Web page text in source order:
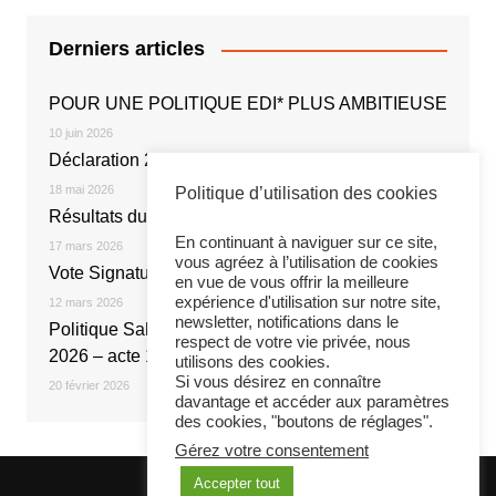
Derniers articles
POUR UNE POLITIQUE EDI* PLUS AMBITIEUSE
10 juin 2026
Déclaration 2026
18 mai 2026
Résultats du vote électronique
17 mars 2026
Vote Signature de l’Accord NOE 2026
12 mars 2026
Politique Salariale 2026 : Réunion du 20 février
2026 – acte 1
20 février 2026
Politique d’utilisation des cookies
En continuant à naviguer sur ce site,
vous agréez à l’utilisation de cookies
en vue de vous offrir la meilleure
expérience d'utilisation sur notre site,
newsletter, notifications dans le
respect de votre vie privée, nous
utilisons des cookies.
Si vous désirez en connaître
davantage et accéder aux paramètres
des cookies, "boutons de réglages".
Gérez votre consentement
Accepter tout